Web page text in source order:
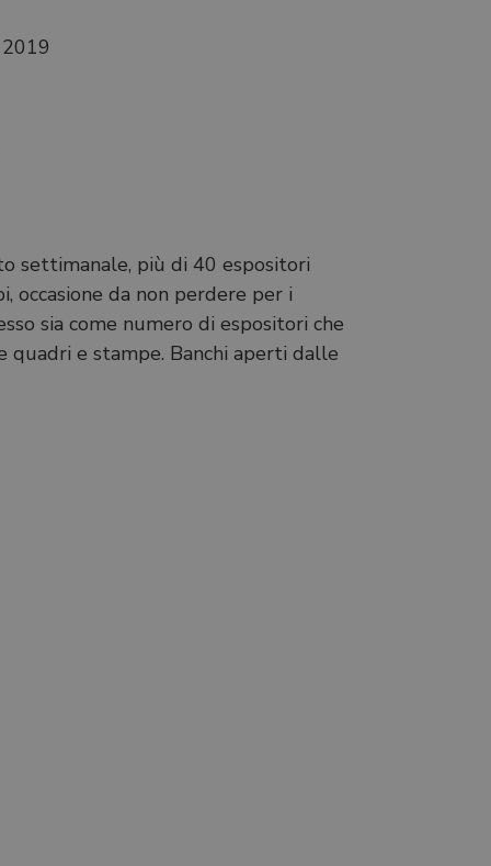
settimanale, più di 40 espositori
da non perdere per i
sia come numero di espositori che
e stampe. Banchi aperti dalle